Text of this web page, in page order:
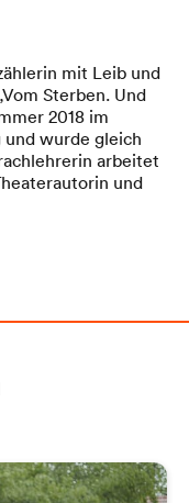
mit Leib und
Sterben. Und
2018 im
wurde gleich
arbeitet
und